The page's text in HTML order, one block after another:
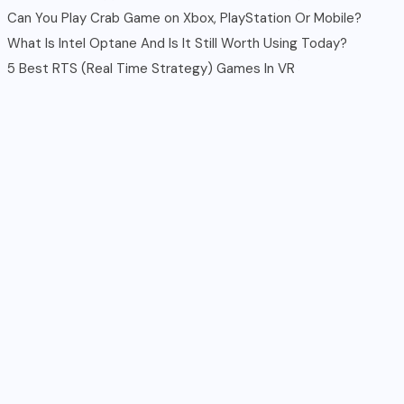
Can You Play Crab Game on Xbox, PlayStation Or Mobile?
What Is Intel Optane And Is It Still Worth Using Today?
5 Best RTS (Real Time Strategy) Games In VR